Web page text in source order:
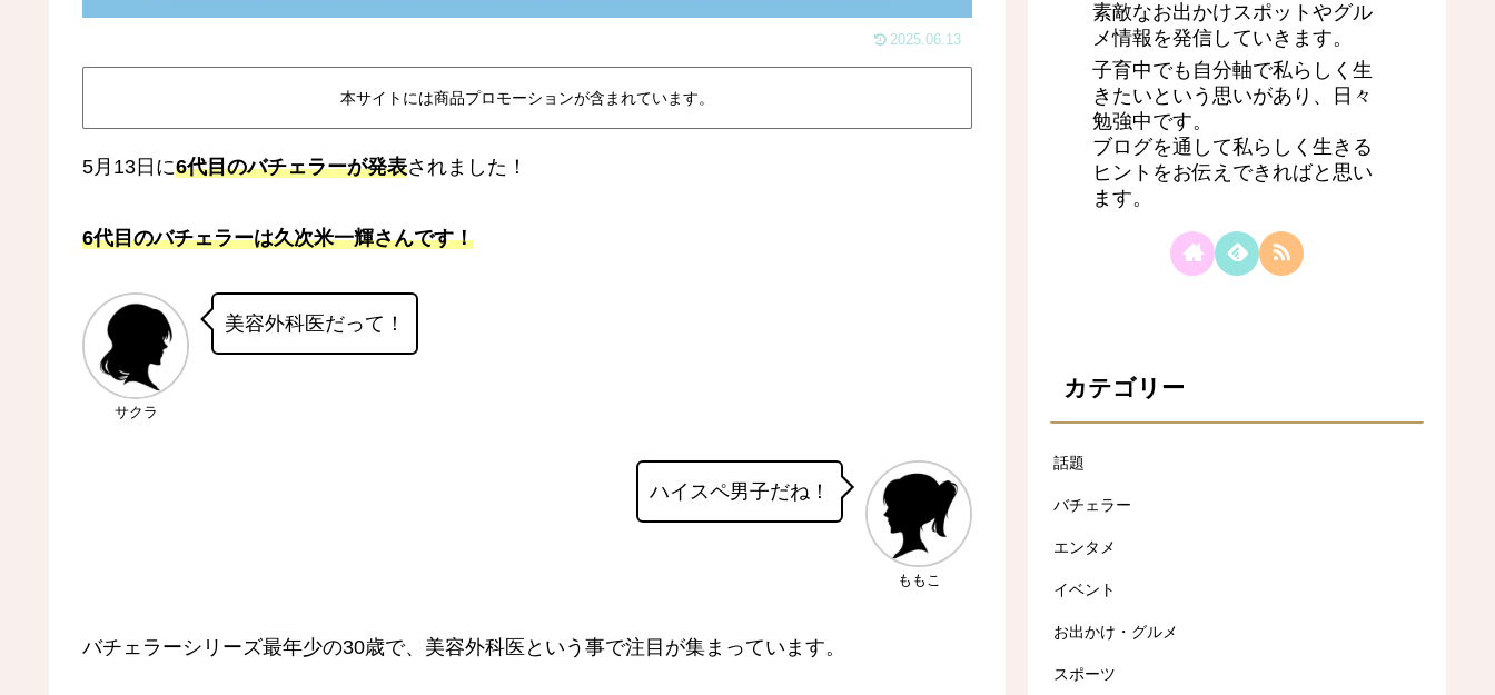
2025.06.13
本サイトには商品プロモーションが含まれています。
5月13日に6代目のバチェラーが発表されました！
6代目のバチェラーは久次米一輝さんです！
サクラ
美容外科医だって！
ももこ
ハイスペ男子だね！
バチェラーシリーズ最年少の30歳で、美容外科医という事で注目が集まっています。
素敵なお出かけスポットやグル
メ情報を発信していきます。
子育中でも自分軸で私らしく生
きたいという思いがあり、日々
勉強中です。
ブログを通して私らしく生きる
ヒントをお伝えできればと思い
ます。
カテゴリー
話題
バチェラー
エンタメ
イベント
お出かけ・グルメ
スポーツ